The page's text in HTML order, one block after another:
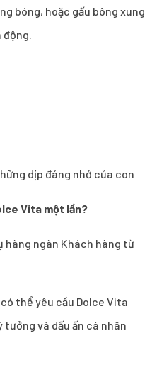
bóng, hoặc gấu bông xung
dịp đáng nhớ của con
Vita một lần?
hàng ngàn Khách hàng từ
thể yêu cầu Dolce Vita
và dấu ấn cá nhân